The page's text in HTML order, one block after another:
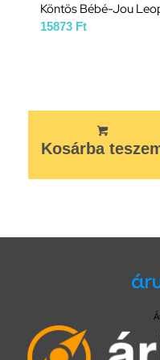
Köntös Bébé-Jou
15873 Ft
Kosárba